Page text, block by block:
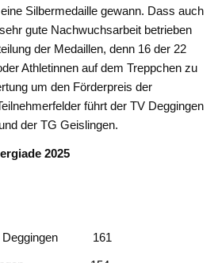
Silbermedaille gewann. Dass auch
gute Nachwuchsarbeit betrieben
der Medaillen, denn 16 der 22
Athletinnen auf dem Treppchen zu
um den Förderpreis der
führt der TV Deggingen
der TG Geislingen.
2025
Deggingen 161